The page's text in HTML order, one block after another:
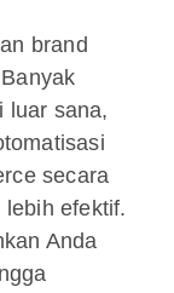
brand
luar sana,
secara
efektif.
Anda